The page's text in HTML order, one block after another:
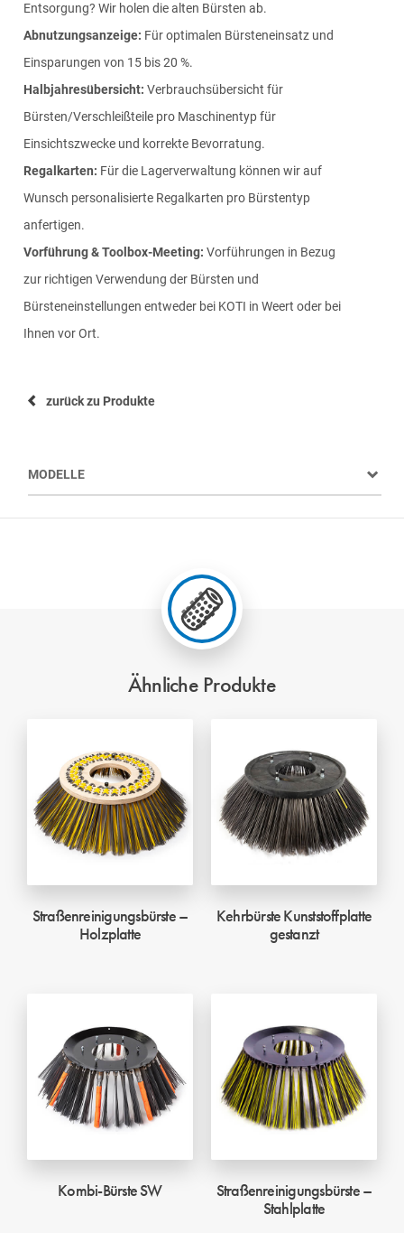
Entsorgung? Wir holen die alten Bürsten ab.
Abnutzungsanzeige: Für optimalen Bürsteneinsatz und
Einsparungen von 15 bis 20 %.
Halbjahresübersicht: Verbrauchsübersicht für
Bürsten/Verschleißteile pro Maschinentyp für
Einsichtszwecke und korrekte Bevorratung.
Regalkarten: Für die Lagerverwaltung können wir auf
Wunsch personalisierte Regalkarten pro Bürstentyp
anfertigen.
Vorführung & Toolbox-Meeting: Vorführungen in Bezug
zur richtigen Verwendung der Bürsten und
Bürsteneinstellungen entweder bei KOTI in Weert oder bei
Ihnen vor Ort.
zurück zu Produkte
MODELLE
Ähnliche Produkte
Straßenreinigungsbürste –
Holzplatte
Kehrbürste Kunststoffplatte
gestanzt
Kombi-Bürste SW
Straßenreinigungsbürste –
Stahlplatte